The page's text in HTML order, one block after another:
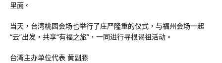
里面。
当天，台湾桃园会场也举行了庄严隆重的仪式，与福州会场一起
“云”出发，共享“有福之旅”，一同进行寻根谒祖活动。
台湾主办单位代表 黄副滕